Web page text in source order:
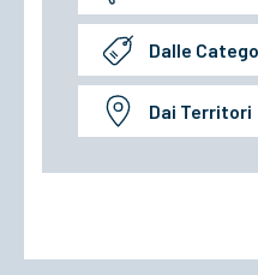
Dalle
Dai Territori